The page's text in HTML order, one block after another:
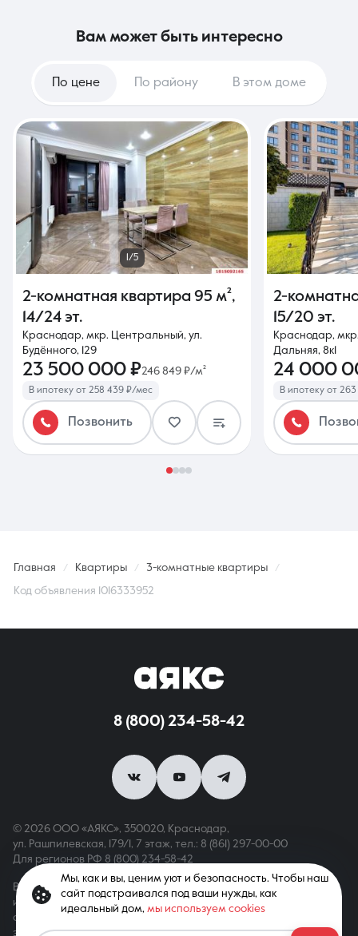
вам может быть интересно
По цене По району В этом доме
1/5
2-комнатная квартира 95 м²,
14/24 эт.
Краснодар, мкр. Центральный, ул.
Будённого, 129
23 500 000 ₽246 849 ₽/м²
В ипотеку от 258 439 ₽/мес
Позвонить
2-
15/20 эт.
Краснодар,
Дальняя, 8к1
24 000
В ипотеку от
Главная Квартиры 3-комнатные квартиры
Код объявления 1016333952
8 (800) 234-58-42
© 2026 ООО «АЯКС», 350020, Краснодар,
ул. Рашпилевская, 179/1, 7 этаж, тел.: 8 (861) 297-00-00
Для регионов РФ 8 (800) 234-58-42
Вся информация, опубликованная на сайте, носит только
информационный характер и не является публичной офертой,
определяемой положениями ст. 437 ГК РФ. Все права
защищены. При копировании материалов с сайта
Мы, как и вы, ценим уют и безопасность. Чтобы наш
сайт подстраивался под ваши нужды, как
идеальный дом, мы используем cookies